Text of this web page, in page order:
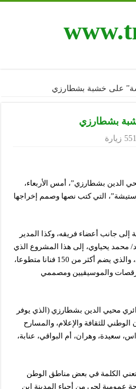
على خشبة بشطارزي
بشطارزي
551 زيارة
الدين بشطارزي”، أمس الأربعاء،
التي كتب نصها وصمم إخراجها
جانب أعضاء فريقه، وكذا المدير
محمد يحياوي، إلى هذا المشروع الذي
أطلقه على مواقع التواصل الاجتماعي، والذي يضم أكثر من 150 فنانا متطوعا،
والموسيقيين ومصممي
محيي الدين بشطارزي (الذي يوفر
للثقافة والإعلام، والمسارح
سعيدة، وهران، أم البواقي، عنابة،
الكلمة في بعض مناطق الوطن
عمومية لحي من أحياء المدينة اين